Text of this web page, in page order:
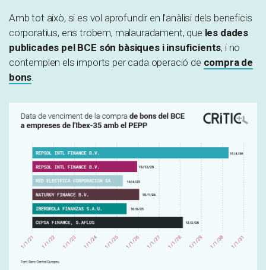
Amb tot això, si es vol aprofundir en l’anàlisi dels beneficis
corporatius, ens trobem, malauradament, que les dades
publicades pel BCE són bàsiques i insuficients, i no
contemplen els imports per cada operació de compra de
bons.